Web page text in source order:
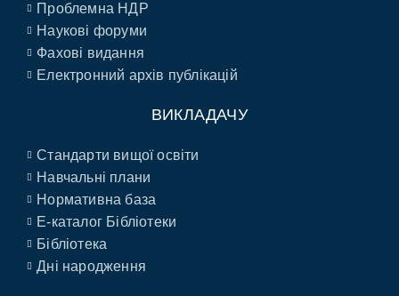
Проблемна НДР
Наукові форуми
Фахові видання
Електронний архів публікацій
ВИКЛАДАЧУ
Стандарти вищої освіти
Навчальні плани
Нормативна база
E-каталог Бібліотеки
Бібліотека
Дні народження